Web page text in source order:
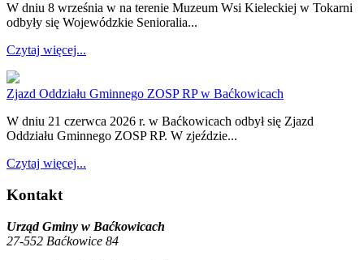
W dniu 8 września w na terenie Muzeum Wsi Kieleckiej w Tokarni
odbyły się Wojewódzkie Senioralia...
Czytaj więcej...
Zjazd Oddziału Gminnego ZOSP RP w Baćkowicach
W dniu 21 czerwca 2026 r. w Baćkowicach odbył się Zjazd
Oddziału Gminnego ZOSP RP. W zjeździe...
Czytaj więcej...
Kontakt
Urząd Gminy w Baćkowicach
27-552 Baćkowice 84